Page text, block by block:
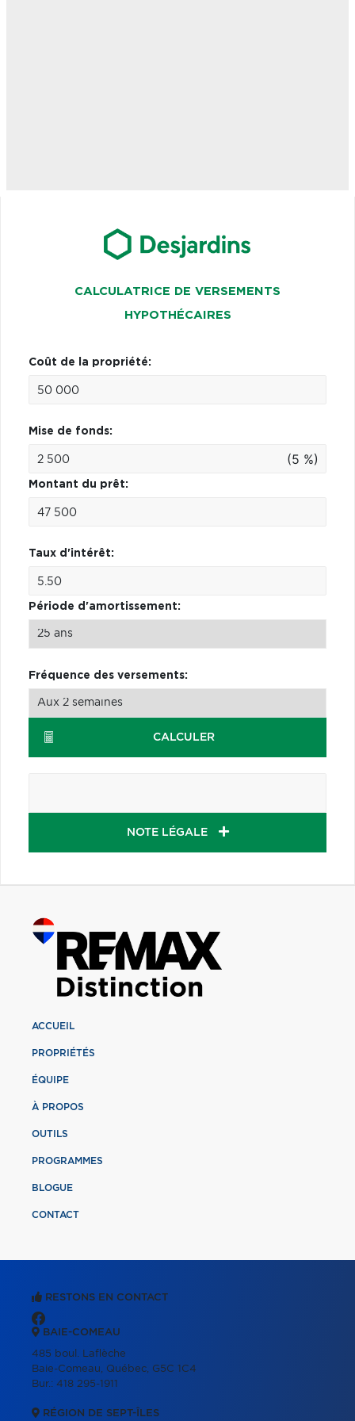
CALCULATRICE DE VERSEMENTS
HYPOTHÉCAIRES
Coût de la propriété:
Mise de fonds:
(5 %)
Montant du prêt:
Taux d'intérêt:
Période d'amortissement:
Fréquence des versements:
CALCULER
NOTE LÉGALE
ACCUEIL
PROPRIÉTÉS
ÉQUIPE
À PROPOS
OUTILS
PROGRAMMES
BLOGUE
CONTACT
RESTONS EN CONTACT
BAIE-COMEAU
485 boul. Laflèche
Baie-Comeau, Québec, G5C 1C4
Bur.: 418 295-1911
RÉGION DE SEPT-ÎLES